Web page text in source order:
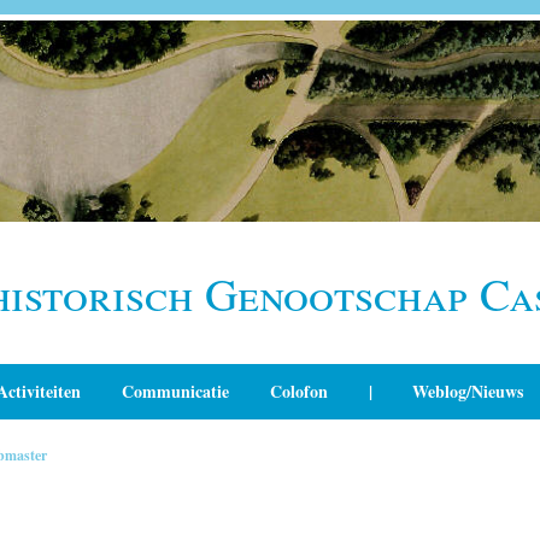
Genootschap
Communicatie Colofon | Weblog/Nieuws